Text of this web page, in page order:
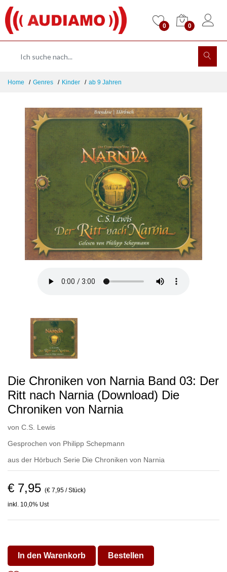
0 0
Home Genres Kinder ab 9 Jahren
Die Chroniken von Narnia Band 03: Der
Ritt nach Narnia (Download) Die
Chroniken von Narnia
von C.S. Lewis
Gesprochen von Philipp Schepmann
aus der Hörbuch Serie Die Chroniken von Narnia
€ 7,95 (€ 7,95 / Stück)
inkl. 10,0% Ust
In den Warenkorb Bestellen